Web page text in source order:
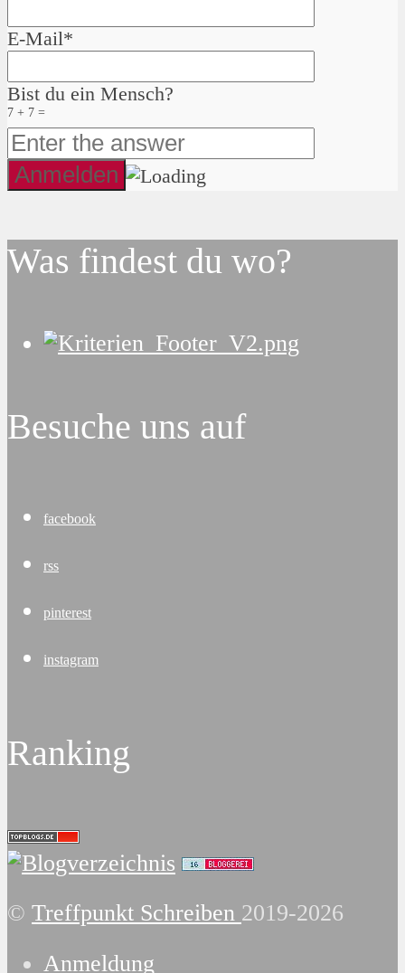
E-Mail*
Bist du ein Mensch?
7 + 7 =
Was findest du wo?
Besuche uns auf
facebook
rss
pinterest
instagram
Ranking
© Treffpunkt Schreiben 2019-2026
Anmeldung